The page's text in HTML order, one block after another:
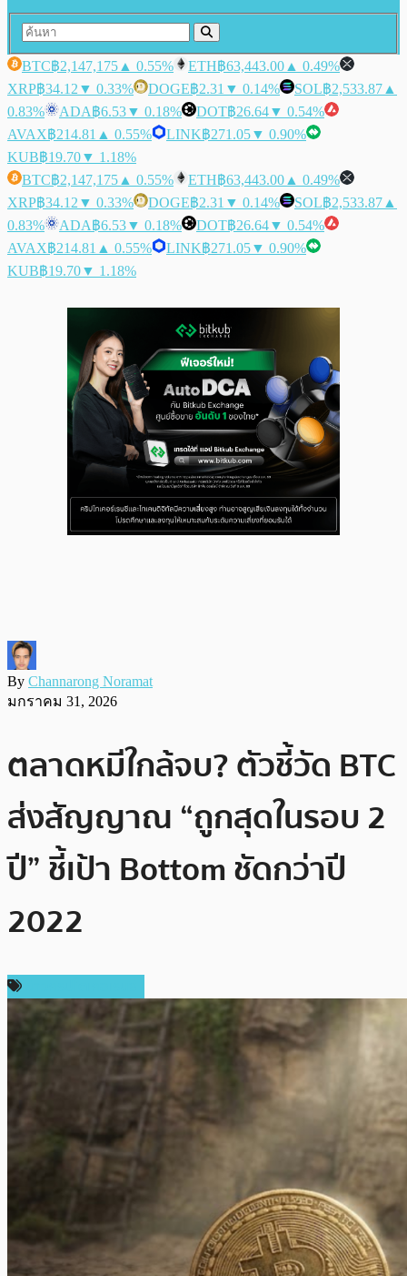
BTC฿2,147,175 ▲ 0.55% ETH฿63,443.00 ▲ 0.49%
XRP฿34.12 ▼ 0.33% DOGE฿2.31 ▼ 0.14% SOL฿2,533.87 ▲
0.83%
ADA฿6.53▼ 0.18% DOT฿26.64▼ 0.54%
AVAX฿214.81 ▲ 0.55% LINK฿271.05▼ 0.90%
KUB฿19.70▼ 1.18%
BTC฿2,147,175 ▲ 0.55% ETH฿63,443.00 ▲ 0.49%
XRP฿34.12 ▼ 0.33% DOGE฿2.31 ▼ 0.14% SOL฿2,533.87 ▲
0.83%
ADA฿6.53▼ 0.18% DOT฿26.64▼ 0.54%
AVAX฿214.81 ▲ 0.55% LINK฿271.05▼ 0.90%
KUB฿19.70▼ 1.18%
By Channarong Noramat
มกราคม 31, 2026
ตลาดหมีใกล้จบ? ตัวชี้วัด BTC
ส่งสัญญาณ “ถูกสุดในรอบ 2
ปี” ชี้เป้า Bottom ชัดกว่าปี
2022